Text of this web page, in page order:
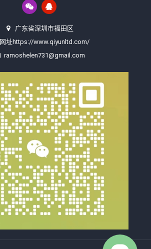
广东省深圳市福田区
网址https://www.qiyunltd.com/
ramoshelen731@gmail.com